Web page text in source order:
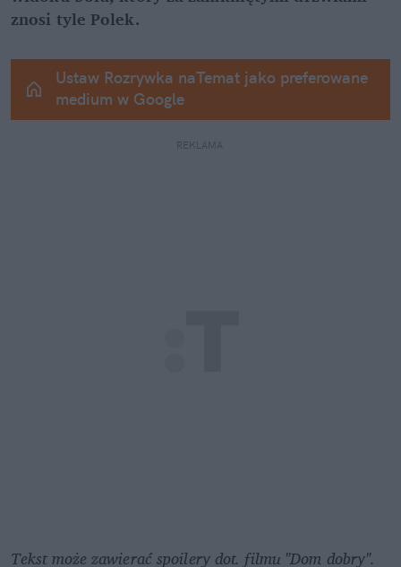
znosi tyle Polek.
Ustaw Rozrywka naTemat jako preferowane
medium w Google
REKLAMA
Tekst może zawierać spoilery dot. filmu "Dom dobry".